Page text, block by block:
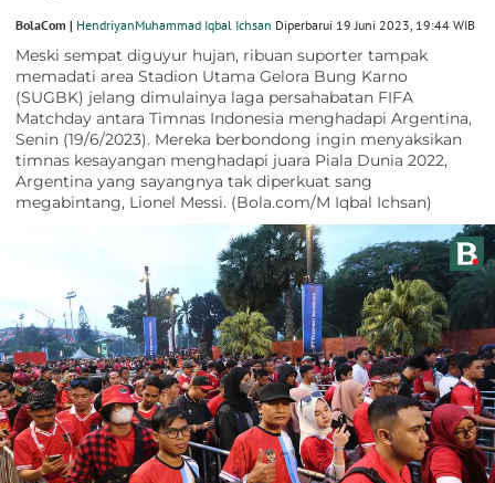
BolaCom | HendriyanMuhammad Iqbal Ichsan Diperbarui 19 Juni 2023, 19:44 WIB
Meski sempat diguyur hujan, ribuan suporter tampak
memadati area Stadion Utama Gelora Bung Karno
(SUGBK) jelang dimulainya laga persahabatan FIFA
Matchday antara Timnas Indonesia menghadapi Argentina,
Senin (19/6/2023). Mereka berbondong ingin menyaksikan
timnas kesayangan menghadapi juara Piala Dunia 2022,
Argentina yang sayangnya tak diperkuat sang
megabintang, Lionel Messi. (Bola.com/M Iqbal Ichsan)